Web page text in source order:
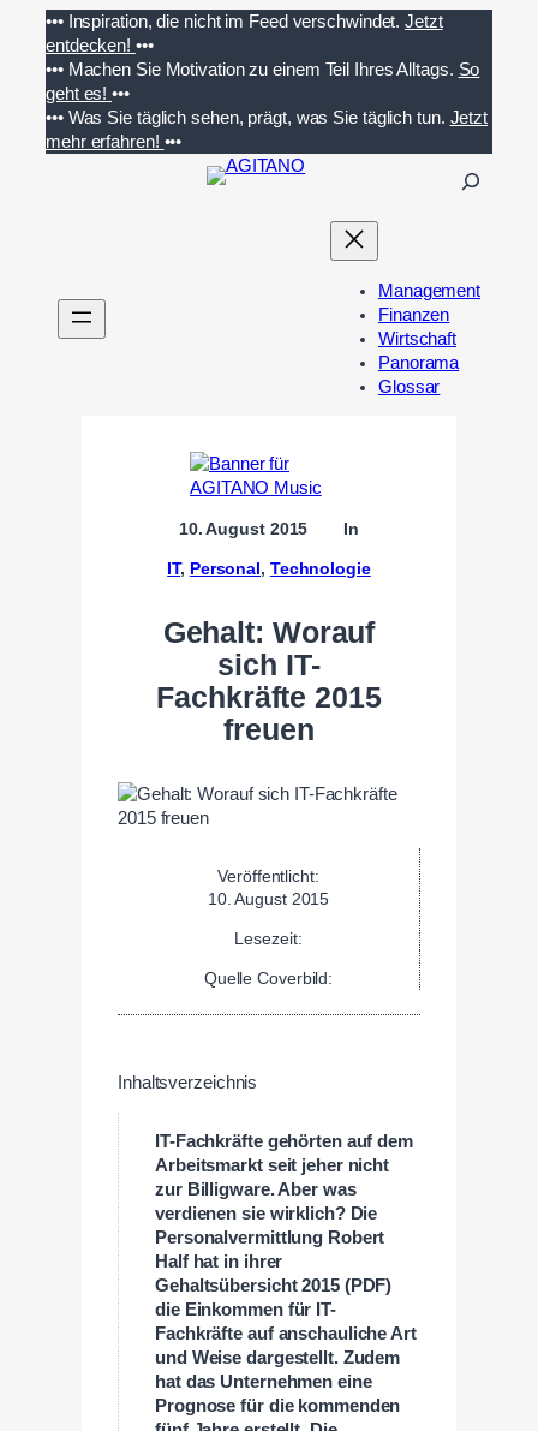
Inhalt
springen
••• Inspiration, die nicht im Feed verschwindet. Jetzt
entdecken! •••
••• Machen Sie Motivation zu einem Teil Ihres Alltags. So
geht es!•••
••• Was Sie täglich sehen, prägt, was Sie täglich tun. Jetzt
mehr erfahren! •••
n
Management
Finanzen
Wirtschaft
Panorama
Glossar
10. August 2015 In
IT, Personal, Technologie
Gehalt: Worauf
sich IT-
Fachkräfte 2015
freuen
Veröffentlicht:
10. August 2015
Lesezeit:
Quelle Coverbild:
Inhaltsverzeichnis
IT-Fachkräfte gehörten auf dem
Arbeitsmarkt seit jeher nicht
zur Billigware. Aber was
verdienen sie wirklich? Die
Personalvermittlung Robert
Half hat in ihrer
Gehaltsübersicht 2015 (PDF)
die Einkommen für IT-
Fachkräfte auf anschauliche Art
und Weise dargestellt. Zudem
hat das Unternehmen eine
Prognose für die kommenden